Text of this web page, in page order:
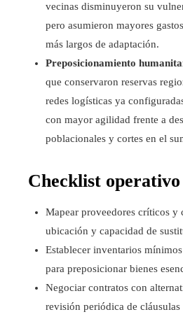
vecinas disminuyeron su
pero asumieron mayores
más largos de adaptación.
Preposicionamiento
que conservaron reservas
redes logísticas ya
con mayor agilidad frente a
poblacionales y cortes en el
Checklist
Mapear proveedores críticos y
ubicación y capacidad de
Establecer inventarios
para preposicionar bienes
Negociar contratos con
revisión periódica de cláusulas